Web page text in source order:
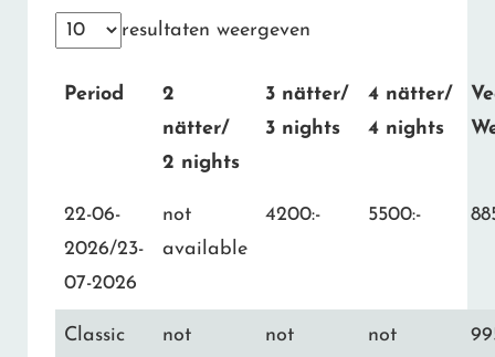
resultaten weergeven
Period
2
nätter/
2 nights
3 nätter/
3 nights
4 nätter/
4 nights
22-06-
2026/23-
07-2026
not
available
4200:- 5500:-
Classic
not
not
not